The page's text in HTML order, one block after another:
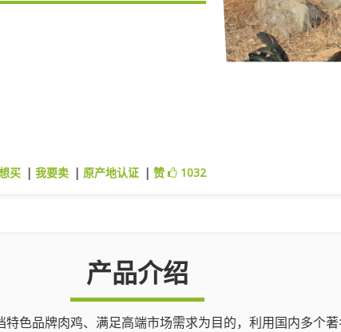
买 |我要卖 | 原产地认证 |赞 1032
产品介绍
色品牌肉鸡、满足高端市场需求为目的，利用国内多个